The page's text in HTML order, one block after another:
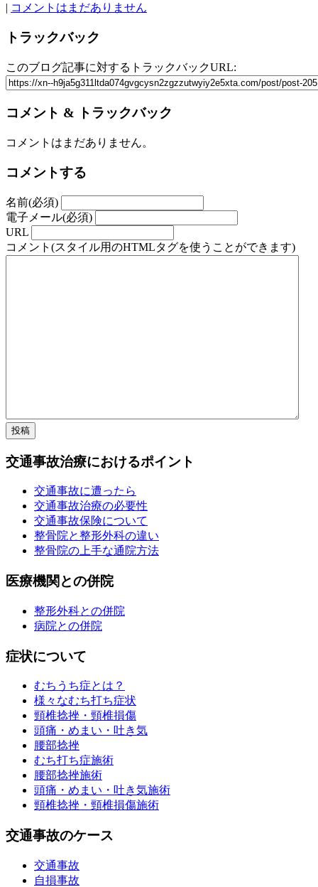
| コメントはまだありません
トラックバック
このブログ記事に対するトラックバックURL:
コメント & トラックバック
コメントはまだありません。
コメントする
名前(必須)
電子メール(必須)
URL
コメント(スタイル用のHTMLタグを使うことができます)
交通事故治療におけるポイント
交通事故に遭ったら
交通事故治療の必要性
交通事故保険について
整骨院と整形外科の違い
整骨院の上手な通院方法
医療機関との併院
整形外科との併院
病院との併院
症状について
むちうち症とは？
様々なむち打ち症状
頸椎捻挫・頸椎損傷
頭痛・めまい・吐き気
腰部捻挫
むち打ち症施術
腰部捻挫施術
頭痛・めまい・吐き気施術
頸椎捻挫・頸椎損傷施術
交通事故のケース
交通事故
自損事故